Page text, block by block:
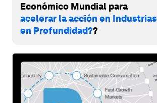
Económico Mundial para
acelerar la acción en Industrias
en Profundidad??